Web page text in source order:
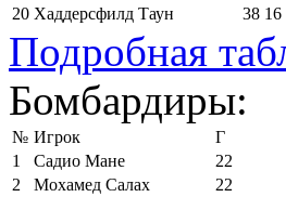
20 Хаддерсфилд Таун 38 16
Подробная
Бомбардиры:
№ Игрок
Г
1
Садио Мане
22
2
Мохамед Салах
22